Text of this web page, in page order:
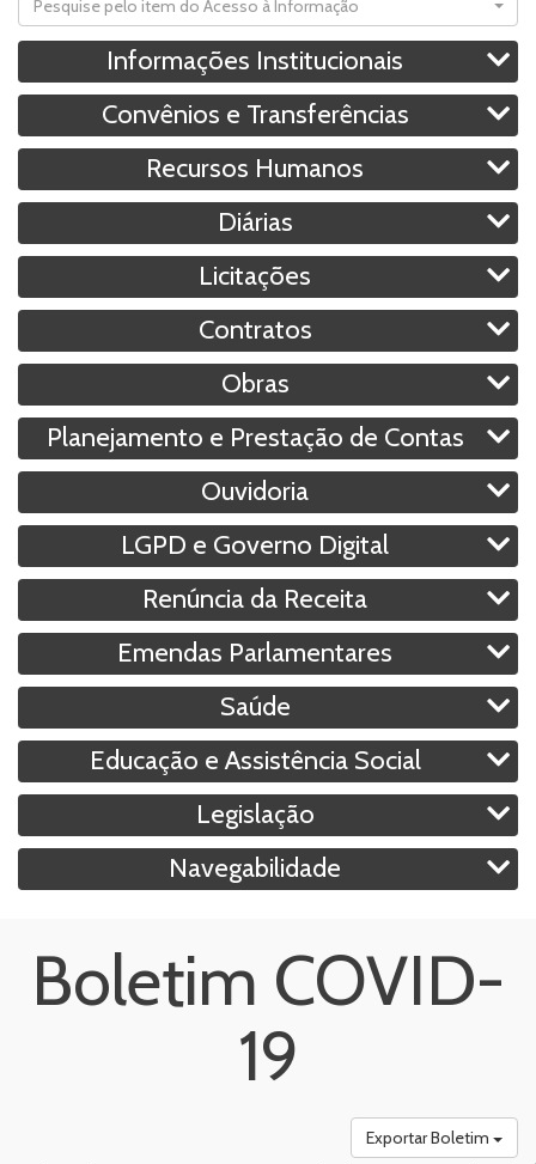
Pesquise pelo item do Acesso à Informação
Informações Institucionais
Convênios e Transferências
Recursos Humanos
Diárias
Licitações
Contratos
Obras
Planejamento e Prestação de Contas
Ouvidoria
LGPD e Governo Digital
Renúncia da Receita
Emendas Parlamentares
Saúde
Educação e Assistência Social
Legislação
Navegabilidade
Boletim COVID-
19
Exportar Boletim